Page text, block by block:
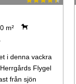
m²
i denna vackra
Flygel
från sjön